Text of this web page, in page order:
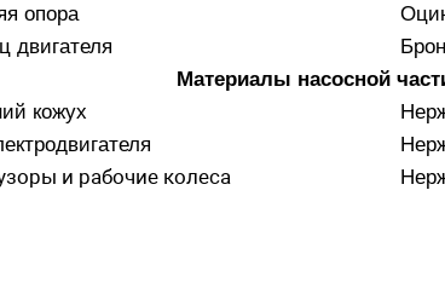
опора
двигателя
Материалы насосной
кожух
и рабочие колеса